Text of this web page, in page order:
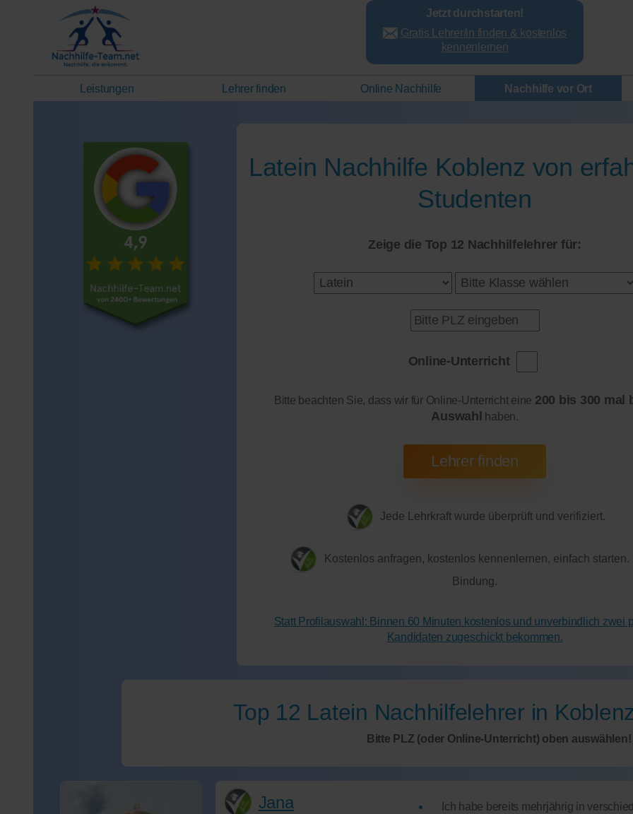
Jetzt durchstarten!
Gratis Lehrer/in finden & kostenlos
kennenlernen
Leistungen Lehrer finden Online Nachhilfe Nachhilfe vor Ort
Latein Nachhilfe Koblenz von
Studenten
Zeige die Top 12 Nachhilfelehrer für:
Online-Unterricht
Bitte beachten Sie, dass wir für Online-Unterricht eine 200 bis 300 mal
Auswahl
haben.
Jede Lehrkraft wurde überprüft und verifiziert.
Kostenlos anfragen, kostenlos kennenlernen, einfach starten.
Bindung.
Statt Profilauswahl: Binnen 60 Minuten kostenlos und unverbindlich zwei
Kandidaten zugeschickt bekommen.
Top 12 Latein Nachhilfelehrer in
Bitte PLZ (oder Online-Unterricht) oben auswählen!
Ich habe bereits mehrjährig in
Jana